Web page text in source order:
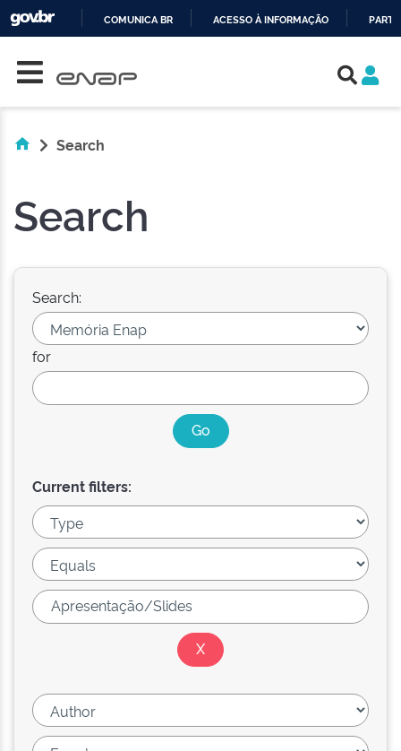
COMUNICA BR ACESSO À INFORMAÇÃO
Search
Search
Search:
for
Current filters: